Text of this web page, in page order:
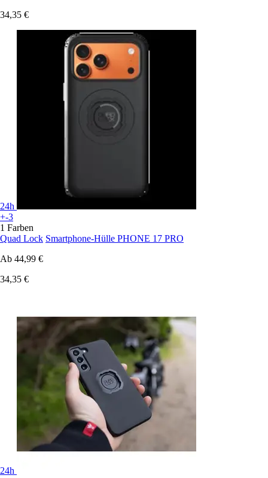
34,35 €
24h
+-3
1 Farben
Quad Lock Smartphone-Hülle PHONE 17 PRO
Ab 44,99 €
34,35 €
24h